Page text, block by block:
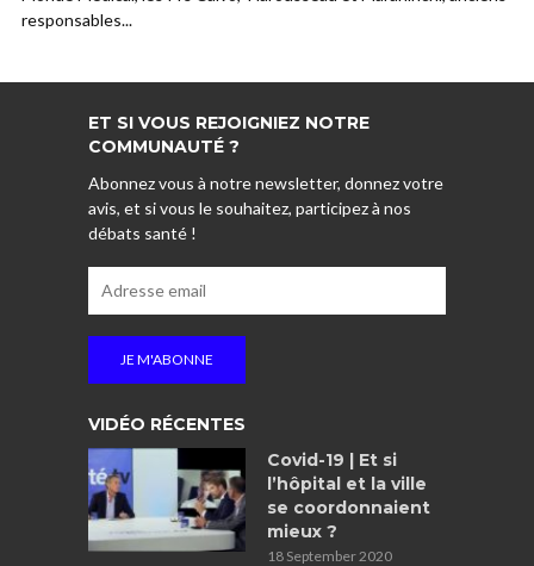
responsables...
ET SI VOUS REJOIGNIEZ NOTRE
COMMUNAUTÉ ?
Abonnez vous à notre newsletter, donnez votre
avis, et si vous le souhaitez, participez à nos
débats santé !
VIDÉO RÉCENTES
Covid-19 | Et si
l’hôpital et la ville
se coordonnaient
mieux ?
18 September 2020